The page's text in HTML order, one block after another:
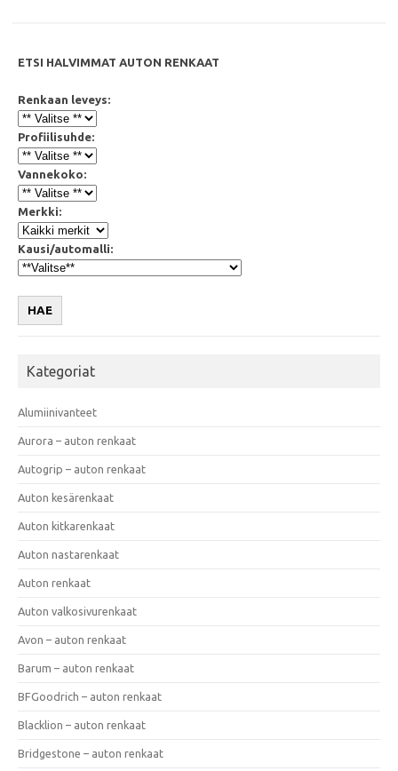
ETSI HALVIMMAT AUTON RENKAAT
Renkaan leveys:
Profiilisuhde:
Vannekoko:
Merkki:
Kausi/automalli:
HAE
Kategoriat
Alumiinivanteet
Aurora – auton renkaat
Autogrip – auton renkaat
Auton kesärenkaat
Auton kitkarenkaat
Auton nastarenkaat
Auton renkaat
Auton valkosivurenkaat
Avon – auton renkaat
Barum – auton renkaat
BFGoodrich – auton renkaat
Blacklion – auton renkaat
Bridgestone – auton renkaat